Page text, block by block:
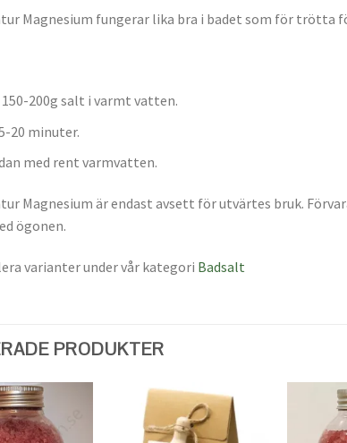
Magnesium fungerar lika bra i badet som för trötta
150-200g salt i varmt vatten.
20 minuter.
med rent varmvatten.
Magnesium är endast avsett för utvärtes bruk.
ögonen.
varianter under vår kategori Badsalt
PRODUKTER